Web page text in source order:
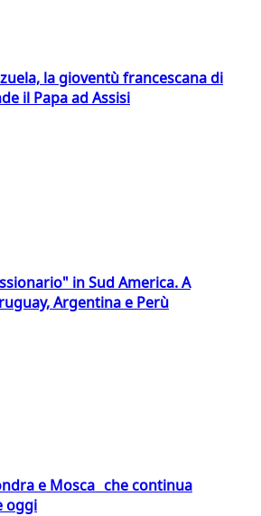
la gioventù francescana di
il Papa ad Assisi
in Sud America. A
Argentina e Perù
e Mosca che continua
oggi